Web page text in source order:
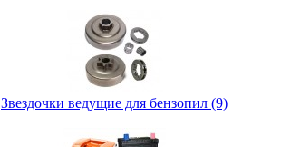
Звездочки ведущие для бензопил (9)